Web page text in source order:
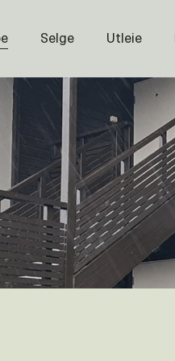
Selge Utleie